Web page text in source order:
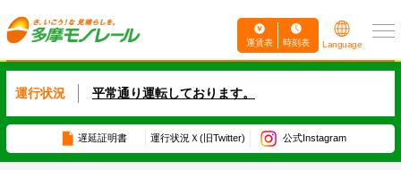
運賃表 時刻表 Language
運行状況 平常通り運転しております。
遅延証明書 運行状況 Ｘ(旧Twitter) 公式Instagram